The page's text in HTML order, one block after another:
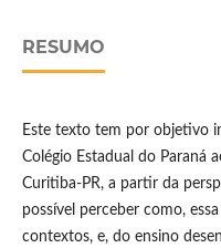
RESUMO
Este texto tem por objetivo
Colégio Estadual do Paraná
Curitiba-PR, a partir da
possível perceber como,
contextos, e, do ensino